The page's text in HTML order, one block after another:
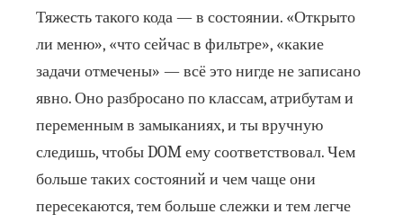
Тяжесть такого кода — в состоянии. «Открыто
ли меню», «что сейчас в фильтре», «какие
задачи отмечены» — всё это нигде не записано
явно. Оно разбросано по классам, атрибутам и
переменным в замыканиях, и ты вручную
следишь, чтобы DOM ему соответствовал. Чем
больше таких состояний и чем чаще они
пересекаются, тем больше слежки и тем легче